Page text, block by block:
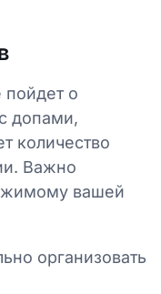
пойдет о
допами,
количество
Важно
вашей
организовать